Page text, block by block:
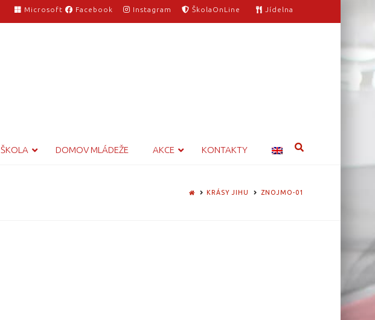
Microsoft Facebook Instagram ŠkolaOnLine Jídelna
ŠKOLA DOMOV MLÁDEŽE AKCE KONTAKTY
HOMEKRÁSY JIHU ZNOJMO-01